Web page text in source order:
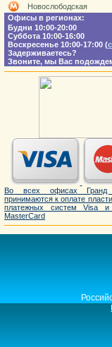
Новослободская
Офисы в регионах:
Будни 10:00-20:00
Суббота 10:00-16:00
Воскресенье 10:00-17:00 (
Задерживаетесь?
Звоните, мы Вас
Во всех офисах
принимаются к оплате
платежных систем Visa
MasterCard